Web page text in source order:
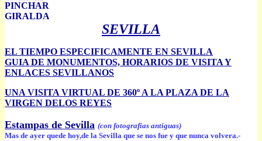
PINCHAR
GIRALDA
SEVILLA
EL TIEMPO ESPECIFICAMENTE EN SEVILLA
GUIA DE MONUMENTOS, HORARIOS DE VISITA Y
ENLACES SEVILLANOS
UNA VISITA VIRTUAL DE 360º A LA PLAZA DE LA
VIRGEN DELOS REYES
Estampas de Sevilla (con fotografias antiguas)
Mas de ayer quede hoy,de la Sevilla que se nos fue y que nunca volvera.-